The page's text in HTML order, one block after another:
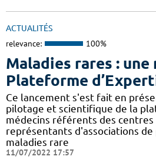
ACTUALITÉS
relevance: 100%
Maladies rares : une
Plateforme
Ce lancement s'est fait en
pilotage et scientifique de la
médecins référents des centres
représentants d'associations de
maladies rare
11/07/2022 17:57